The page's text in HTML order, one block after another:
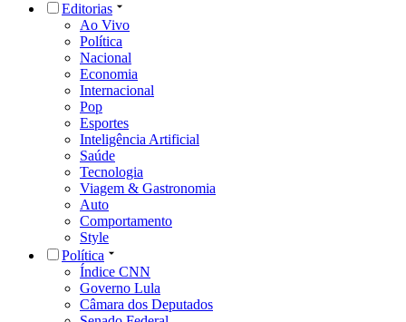
Editorias
Ao Vivo
Política
Nacional
Economia
Internacional
Pop
Esportes
Inteligência Artificial
Saúde
Tecnologia
Viagem & Gastronomia
Auto
Comportamento
Style
Política
Índice CNN
Governo Lula
Câmara dos Deputados